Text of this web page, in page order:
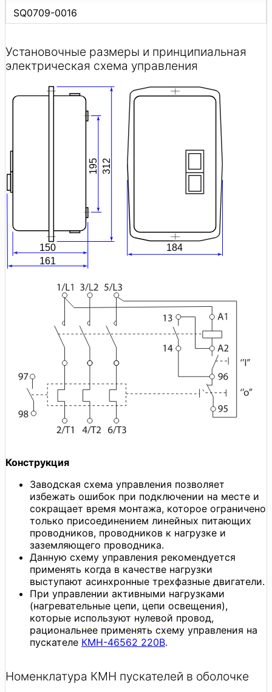
SQ0709-0016
Установочные размеры и принципиальная
электрическая схема управления
Конструкция
Заводская схема управления позволяет
избежать ошибок при подключении на месте и
сокращает время монтажа, которое ограничено
только присоединением линейных питающих
проводников, проводников к нагрузке и
заземляющего проводника.
Данную схему управления рекомендуется
применять когда в качестве нагрузки
выступают асинхронные трехфазные двигатели.
При управлении активными нагрузками
(нагревательные цепи, цепи освещения),
которые используют нулевой провод,
рациональнее применять схему управления на
пускателе КМН-46562 220В.
Номенклатура КМН пускателей в оболочке